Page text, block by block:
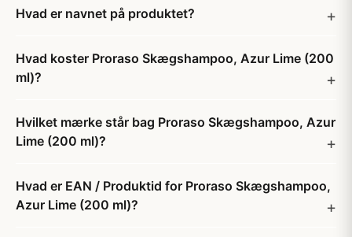
Hvad er navnet på produktet?
Hvad koster Proraso Skægshampoo, Azur Lime (200
ml)?
Hvilket mærke står bag Proraso Skægshampoo, Azur
Lime (200 ml)?
Hvad er EAN / Produktid for Proraso Skægshampoo,
Azur Lime (200 ml)?